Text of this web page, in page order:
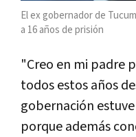
El ex gobernador de
a 16 años de prisión
"Creo en mi padre
todos estos años
gobernación
porque además